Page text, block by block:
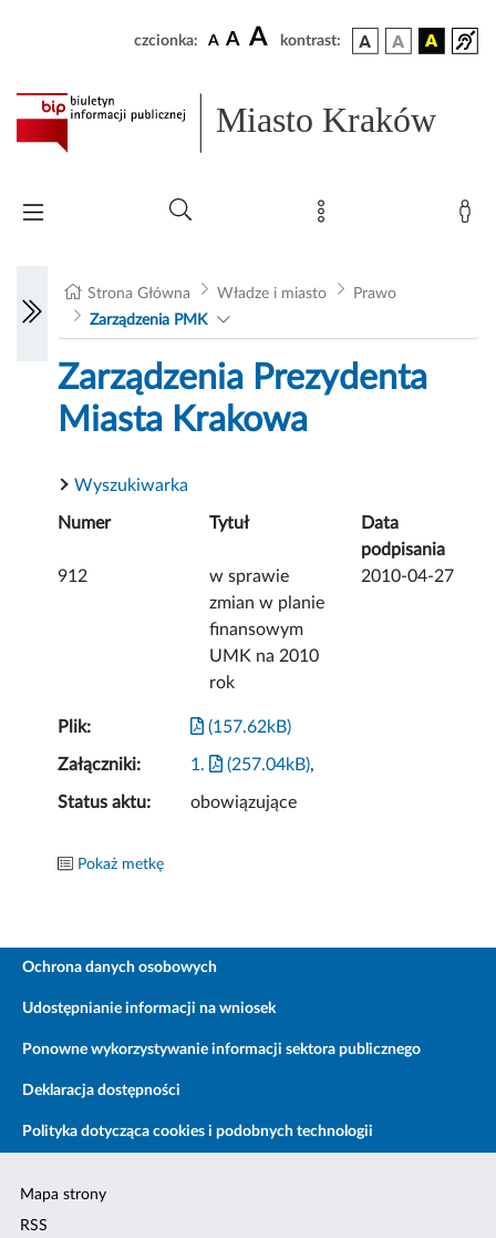
czcionka: A A A kontrast:
Miasto Kraków
Strona Główna Władze i miasto
Prawo
Zarządzenia PMK
Zarządzenia Prezydenta
Miasta Krakowa
Wyszukiwarka
Numer Tytuł
Data
podpisania
912
w sprawie
zmian w planie
finansowym
UMK na 2010
rok
2010-04-27
Plik: (157.62kB)
Załączniki: 1. (257.04kB),
Status aktu: obowiązujące
Pokaż metkę
Ochrona danych osobowych
Udostępnianie informacji na wniosek
Ponowne wykorzystywanie informacji sektora publicznego
Deklaracja dostępności
Polityka dotycząca cookies i podobnych technologii
Mapa strony
RSS